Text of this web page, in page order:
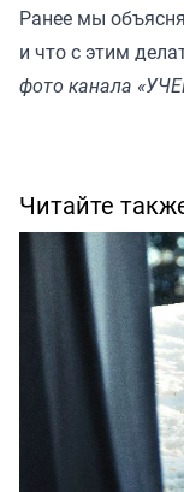
Ранее мы
и что с этим
фото канала
Читайте